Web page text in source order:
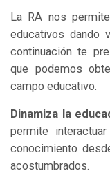
La RA nos
educativos dando
continuación te
que podemos
campo educativo.
Dinamiza la
permite
conocimiento
acostumbrados.